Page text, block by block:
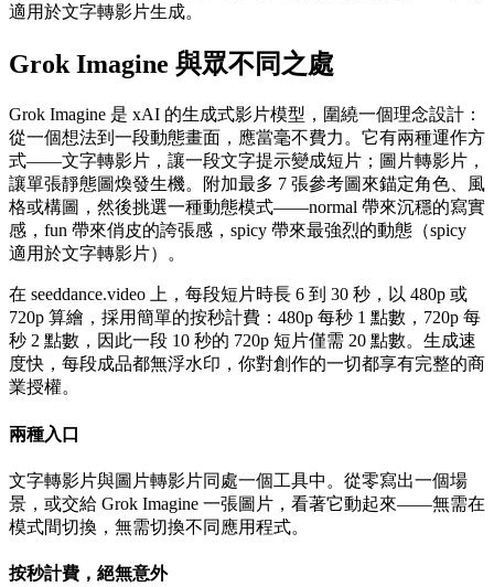
適用於文字轉影片生成。
Grok Imagine 與眾不同之處
Grok Imagine 是 xAI 的生成式影片模型，圍繞一個理念設計：
從一個想法到一段動態畫面，應當毫不費力。它有兩種運作方
式——文字轉影片，讓一段文字提示變成短片；圖片轉影片，
讓單張靜態圖煥發生機。附加最多 7 張參考圖來錨定角色、風
格或構圖，然後挑選一種動態模式——normal 帶來沉穩的寫實
感，fun 帶來俏皮的誇張感，spicy 帶來最強烈的動態（spicy
適用於文字轉影片）。
在 seeddance.video 上，每段短片時長 6 到 30 秒，以 480p 或
720p 算繪，採用簡單的按秒計費：480p 每秒 1 點數，720p 每
秒 2 點數，因此一段 10 秒的 720p 短片僅需 20 點數。生成速
度快，每段成品都無浮水印，你對創作的一切都享有完整的商
業授權。
兩種入口
文字轉影片與圖片轉影片同處一個工具中。從零寫出一個場
景，或交給 Grok Imagine 一張圖片，看著它動起來——無需在
模式間切換，無需切換不同應用程式。
按秒計費，絕無意外